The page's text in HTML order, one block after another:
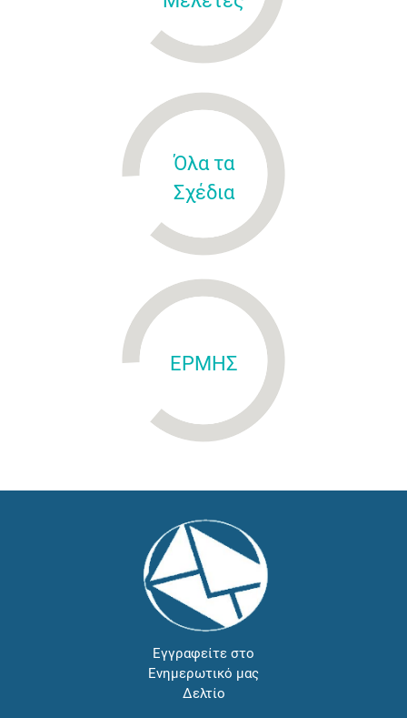
Όλα τα
Σχέδια
ΕΡΜΗΣ
Εγγραφείτε στο
Ενημερωτικό μας
Δελτίο